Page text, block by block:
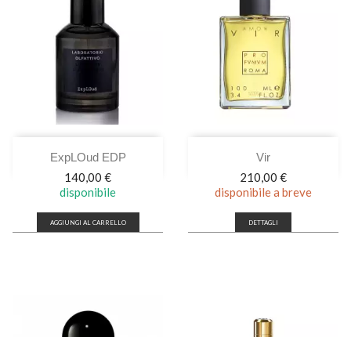
ExpLOud EDP
Prezzo
140,00 €
disponibile
AGGIUNGI AL CARRELLO
Vir
Prezzo
210,00 €
disponibile a breve
DETTAGLI